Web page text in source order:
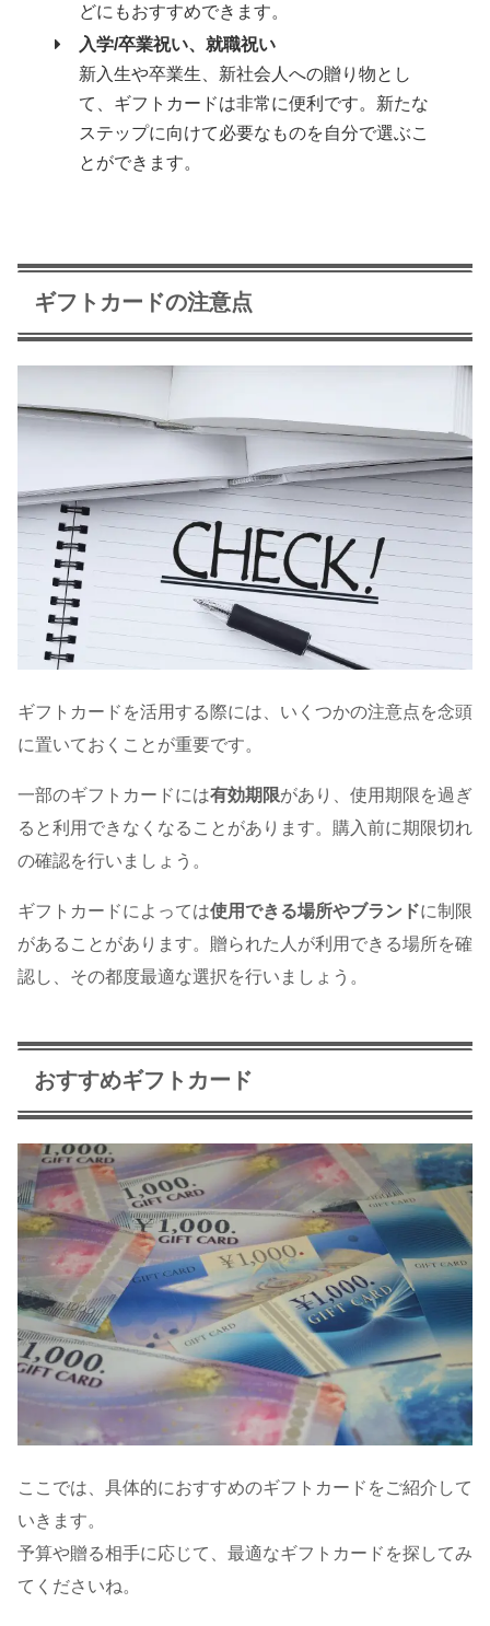
どにもおすすめできます。
入学/卒業祝い、就職祝い
新入生や卒業生、新社会人への贈り物とし
て、ギフトカードは非常に便利です。新たな
ステップに向けて必要なものを自分で選ぶこ
とができます。
ギフトカードの注意点
ギフトカードを活用する際には、いくつかの注意点を念頭
に置いておくことが重要です。
一部のギフトカードには有効期限があり、使用期限を過ぎ
ると利用できなくなることがあります。購入前に期限切れ
の確認を行いましょう。
ギフトカードによっては使用できる場所やブランドに制限
があることがあります。贈られた人が利用できる場所を確
認し、その都度最適な選択を行いましょう。
おすすめギフトカード
ここでは、具体的におすすめのギフトカードをご紹介して
いきます。
予算や贈る相手に応じて、最適なギフトカードを探してみ
てくださいね。